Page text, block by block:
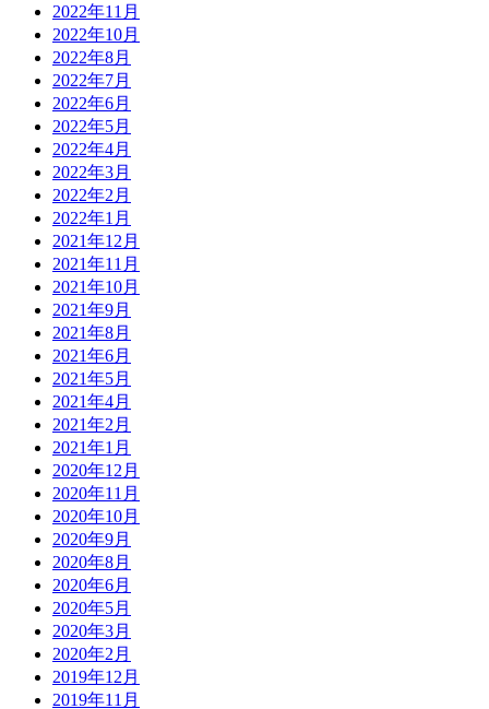
2022年11月
2022年10月
2022年8月
2022年7月
2022年6月
2022年5月
2022年4月
2022年3月
2022年2月
2022年1月
2021年12月
2021年11月
2021年10月
2021年9月
2021年8月
2021年6月
2021年5月
2021年4月
2021年2月
2021年1月
2020年12月
2020年11月
2020年10月
2020年9月
2020年8月
2020年6月
2020年5月
2020年3月
2020年2月
2019年12月
2019年11月